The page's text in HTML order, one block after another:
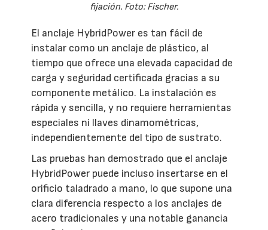
fijación. Foto: Fischer.
El anclaje HybridPower es tan fácil de
instalar como un anclaje de plástico, al
tiempo que ofrece una elevada capacidad de
carga y seguridad certificada gracias a su
componente metálico. La instalación es
rápida y sencilla, y no requiere herramientas
especiales ni llaves dinamométricas,
independientemente del tipo de sustrato.
Las pruebas han demostrado que el anclaje
HybridPower puede incluso insertarse en el
orificio taladrado a mano, lo que supone una
clara diferencia respecto a los anclajes de
acero tradicionales y una notable ganancia